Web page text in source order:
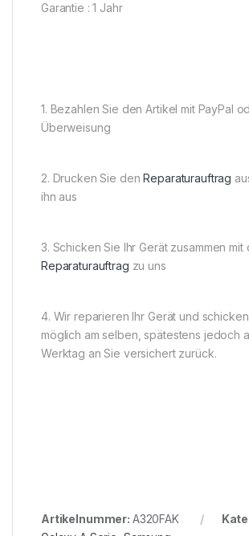
Garantie : 1 Jahr
1. Bezahlen Sie den Artikel mit PayPal
Überweisung
2. Drucken Sie denReparaturauftrag
ihn aus
3. Schicken Sie Ihr Gerät zusammen mit
Reparaturauftrag zu uns
4. Wir reparieren Ihr Gerät und
möglich am selben, spätestens jedoch
Werktag an Sie versichert zurück.
Artikelnummer: A320FAK